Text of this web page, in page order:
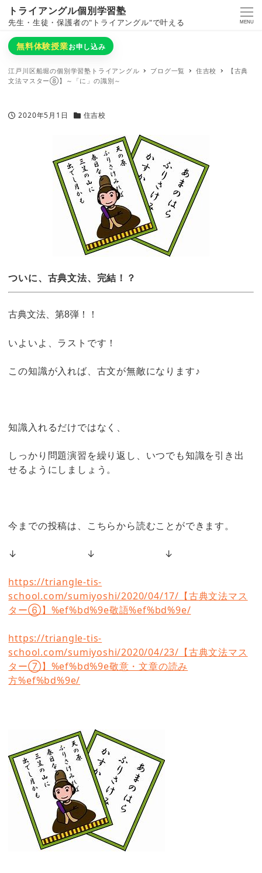
トライアングル個別学習塾
先生・生徒・保護者の"トライアングル"で叶える MENU
無料体験授業お申し込み
江戸川区船堀の個別学習塾トライアングル ブログ一覧 住吉校
【古典
文法マスター⑧】～「に」の識別～
投稿日2020年5月1日 カテゴリー
住吉校
ついに、古典文法、完結！？
古典文法、第8弾！！
いよいよ、ラストです！
この知識が入れば、古文が無敵になります♪
知識入れるだけではなく、
しっかり問題演習を繰り返し、いつでも知識を引き出
せるようにしましょう。
今までの投稿は、こちらから読むことができます。
↓ ↓ ↓
https://triangle-tis-
school.com/sumiyoshi/2020/04/17/【古典文法マス
ター⑥】%ef%bd%9e敬語%ef%bd%9e/
https://triangle-tis-
school.com/sumiyoshi/2020/04/23/【古典文法マス
ター⑦】%ef%bd%9e敬意・文章の読み
方%ef%bd%9e/